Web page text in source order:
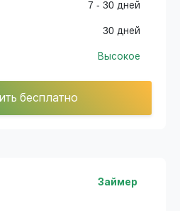
7 - 30 дней
30 дней
Высокое
бесплатно
Займер